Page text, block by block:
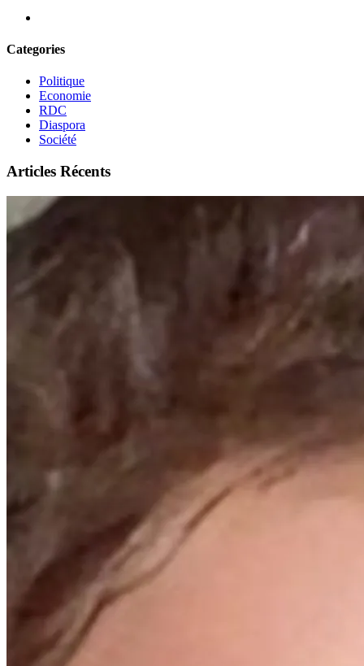
Categories
Politique
Economie
RDC
Diaspora
Société
Articles Récents